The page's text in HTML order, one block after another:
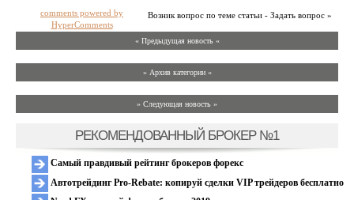
Возник вопрос по теме статьи - Задать вопрос »
comments powered by
HyperComments
« Предыдущая новость «
» Архив категории «
» Следующая новость »
РЕКОМЕНДОВАННЫЙ БРОКЕР №1
Самый правдивый рейтинг брокеров форекс
Автотрейдинг Pro-Rebate: копируй сделки VIP трейдеров бесплатно